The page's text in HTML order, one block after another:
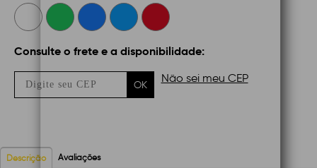
Consulte o frete e a disponibilidade:
OK Não sei meu CEP
Descrição Avaliações